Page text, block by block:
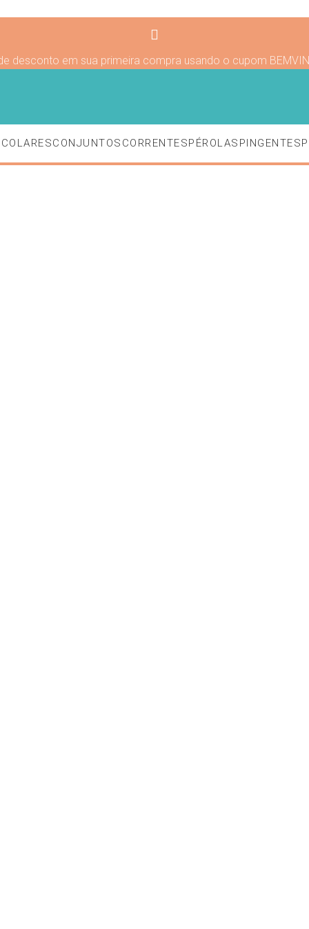
desconto em sua primeira compra usando o cupom
COLARESCONJUNTOS CORRENTESPÉROLAS PINGENTES